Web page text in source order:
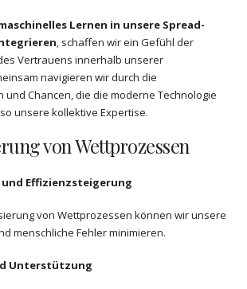
Lernen in unsere Spread-
, schaffen wir ein Gefühl der
Vertrauens innerhalb unserer
navigieren wir durch die
Chancen, die die moderne Technologie
unsere kollektive Expertise.
von Wettprozessen
Effizienzsteigerung
von Wettprozessen können wir unsere
menschliche Fehler minimieren.
Unterstützung